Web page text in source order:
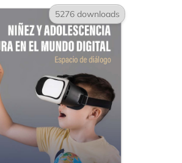
5276 downloads